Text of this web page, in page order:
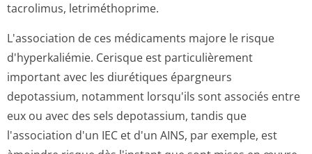
tacrolimus, letriméthoprime.
L'association de ces médicaments majore le risque
d'hyperkaliémie. Cerisque est particulièrement
important avec les diurétiques épargneurs
depotassium, notamment lorsqu'ils sont associés entre
eux ou avec des sels depotassium, tandis que
l'association d'un IEC et d'un AINS, par exemple, est